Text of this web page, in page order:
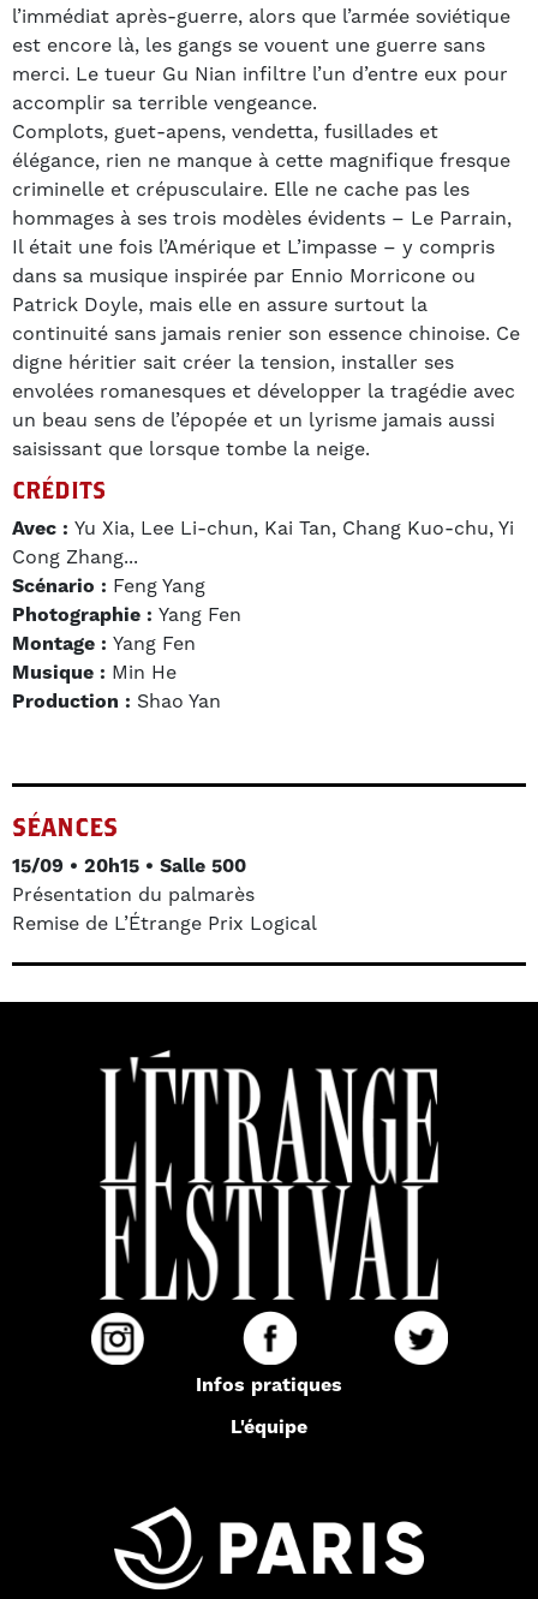
l’immédiat après-guerre, alors que l’armée soviétique
est encore là, les gangs se vouent une guerre sans
merci. Le tueur Gu Nian infiltre l’un d’entre eux pour
accomplir sa terrible vengeance.
Complots, guet-apens, vendetta, fusillades et
élégance, rien ne manque à cette magnifique fresque
criminelle et crépusculaire. Elle ne cache pas les
hommages à ses trois modèles évidents – Le Parrain,
Il était une fois l’Amérique et L’impasse – y compris
dans sa musique inspirée par Ennio Morricone ou
Patrick Doyle, mais elle en assure surtout la
continuité sans jamais renier son essence chinoise. Ce
digne héritier sait créer la tension, installer ses
envolées romanesques et développer la tragédie avec
un beau sens de l’épopée et un lyrisme jamais aussi
saisissant que lorsque tombe la neige.
CRÉDITS
Avec : Yu Xia, Lee Li-chun, Kai Tan, Chang Kuo-chu, Yi
Cong Zhang...
Scénario : Feng Yang
Photographie : Yang Fen
Montage : Yang Fen
Musique : Min He
Production : Shao Yan
SÉANCES
15/09 • 20h15 • Salle 500
Présentation du palmarès
Remise de L’Étrange Prix Logical
Infos pratiques
L'équipe